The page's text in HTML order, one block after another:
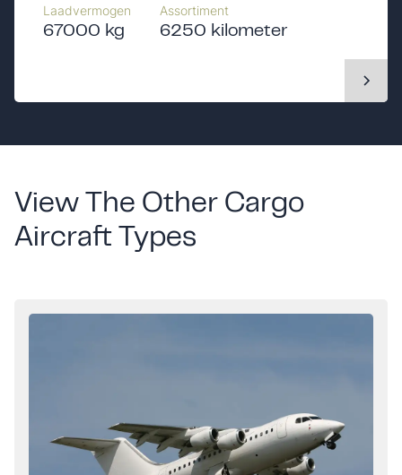
Laadvermogen
67000 kg
Assortiment
6250 kilometer
View The Other Cargo
Aircraft Types